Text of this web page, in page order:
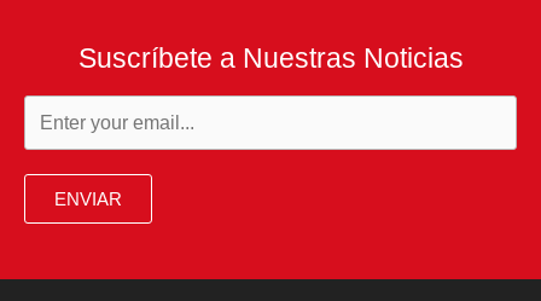
Suscríbete a Nuestras Noticias
ENVIAR